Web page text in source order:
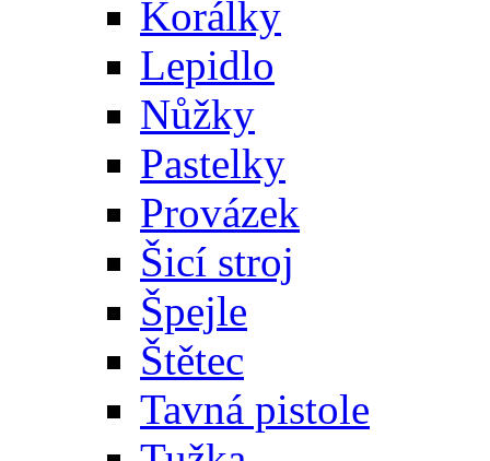
Korálky
Lepidlo
Nůžky
Pastelky
Provázek
Šicí stroj
Špejle
Štětec
Tavná pistole